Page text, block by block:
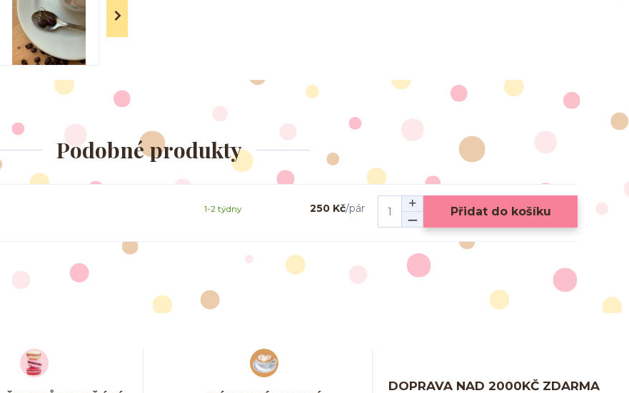
Podobné produkty
250 Kč/pár
1-2 týdny Přidat do košíku
DOPRAVA NAD 2000KČ ZDARMA